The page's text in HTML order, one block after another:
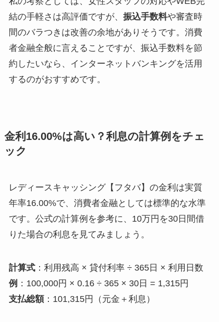
結の手軽さは高評価ですが、 振込手数料や審査時
間のバラつきは改善の余地がありそうです。消費
者金融全般に言えることですが、振込手数料を節
約したいなら、インターネットバンキングを活用
するのがおすすめです。
金利16.00%は高い？利息の計算例をチェ
ック
レディースキャッシング【フタバ】の金利は実質
年率16.00%で、消費者金融としては標準的な水準
です。公式の計算例を参考に、10万円を30日間借
りた場合の利息を見てみましょう。
計算式：利用残高 × 貸付利率 ÷ 365日 × 利用日数
例 ：100,000円 × 0.16 ÷ 365 × 30日 = 1,315円
支払総額：101,315円（元金＋利息）